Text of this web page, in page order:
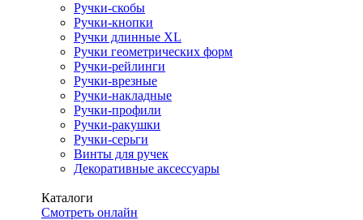
Ручки-скобы
Ручки-кнопки
Ручки длинные XL
Ручки геометрических форм
Ручки-рейлинги
Ручки-врезные
Ручки-накладные
Ручки-профили
Ручки-ракушки
Ручки-серьги
Винты для ручек
Декоративные аксессуары
Каталоги
Смотреть онлайн